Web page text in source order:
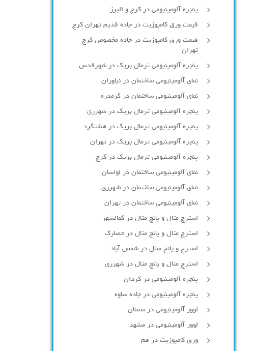
پنجره آلومینیومی در کرج و البرز
قیمت ورق کامپوزیت در جاده قدیم تهران کرج
قیمت ورق کامپوزیت در جاده مخصوص کرج
تهران
پنجره آلومینیومی ترمال بریک در شهرقدس
نمای آلومینیومی ساختمان در نیاوران
نمای آلومینیومی ساختمان در گرمدره
پنجره آلومینیومی ترمال بریک در شهرری
پنجره آلومینیومی ترمال بریک در هشتگرد
پنجره آلومینیومی ترمال بریک در تهران
پنجره آلومینیومی ترمال بریک در کرج
نمای آلومینیومی ساختمان در لواسان
نمای آلومینیومی ساختمان در شهرری
نمای آلومینیومی ساختمان در تهران
استرچ متال و پانچ متال در کمالشهر
استرچ متال و پانچ متال در حصارك
استرچ و پانچ متال در شمس آباد
استرچ متال و پانچ متال در شهرری
پنجره آلومینیومی در کردان
پنجره آلومینیومی در جاده ساوه
لوور آلومینیومی در سمنان
لوور آلومینیومی در مشهد
ورق کامپوزیت در قم